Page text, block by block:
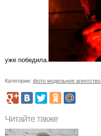
уже победила.
Категории: фото модельное агентство
Читайте также